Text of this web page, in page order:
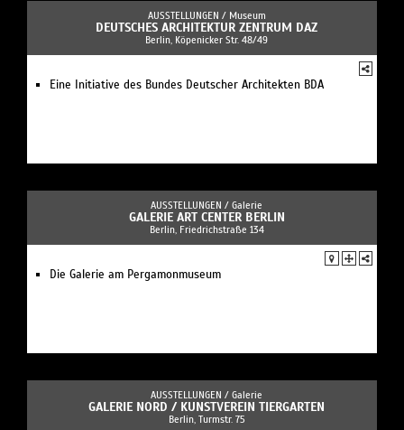
AUSSTELLUNGEN / Museum
DEUTSCHES ARCHITEKTUR ZENTRUM DAZ
Berlin, Köpenicker Str. 48/49
Eine Initiative des Bundes Deutscher Architekten BDA
AUSSTELLUNGEN / Galerie
GALERIE ART CENTER BERLIN
Berlin, Friedrichstraße 134
Die Galerie am Pergamonmuseum
AUSSTELLUNGEN / Galerie
GALERIE NORD / KUNSTVEREIN TIERGARTEN
Berlin, Turmstr. 75